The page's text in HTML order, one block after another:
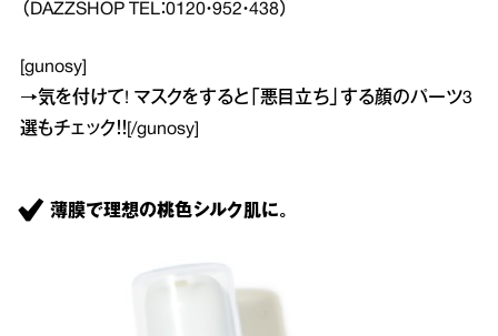
（DAZZSHOP TEL：0120・952・438）
[gunosy]
→気を付けて! マスクをすると「悪目立ち」する顔のパーツ3
選もチェック！！[/gunosy]
薄膜で理想の桃色シルク肌に。